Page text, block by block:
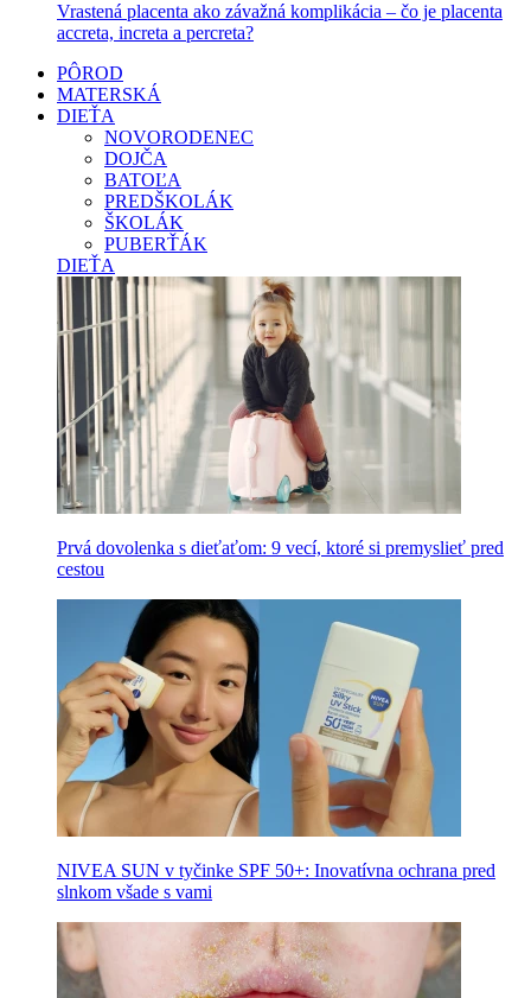
Vrastená placenta ako závažná komplikácia – čo je placenta
accreta, increta a percreta?
PÔROD
MATERSKÁ
DIEŤA
NOVORODENEC
DOJČA
BATOĽA
PREDŠKOLÁK
ŠKOLÁK
PUBERŤÁK
DIEŤA
Prvá dovolenka s dieťaťom: 9 vecí, ktoré si premyslieť pred
cestou
NIVEA SUN v tyčinke SPF 50+: Inovatívna ochrana pred
slnkom všade s vami